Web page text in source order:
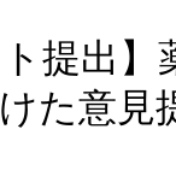
提出
た意見